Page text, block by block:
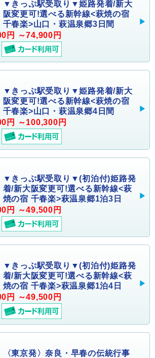
▼きっぷ駅受取り▼姫路発着/新大
阪変更可!選べる新幹線<萩焼の宿
千春楽>山口・萩温泉郷3日間
円 ～74,900円
▼きっぷ駅受取り▼姫路発着/新大
阪変更可!選べる新幹線<萩焼の宿
千春楽>山口・萩温泉郷4日間
円 ～100,300円
▼きっぷ駅受取り▼(初泊付)姫路発
着/新大阪変更可!選べる新幹線<萩
焼の宿 千春楽>萩温泉郷1泊3日
円 ～49,500円
▼きっぷ駅受取り▼(初泊付)姫路発
着/新大阪変更可!選べる新幹線<萩
焼の宿 千春楽>萩温泉郷1泊4日
円 ～49,500円
〈東京発〉奈良・早春の伝統行事